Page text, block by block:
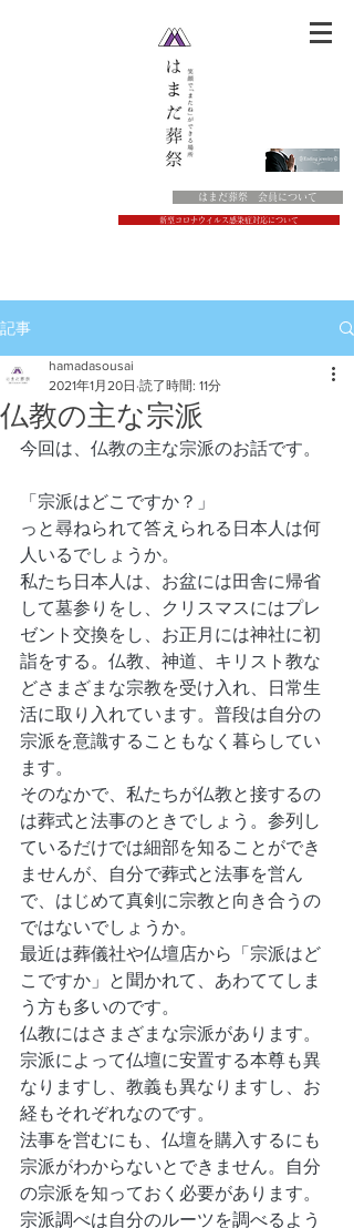
はまだ葬祭 会員について
新型コロナウイルス感染症対応について
記事
仏教の主な宗派
hamadasousai
2021年1月20日 読了時間: 11分
今回は、仏教の主な宗派のお話です。
「宗派はどこですか？」
っと尋ねられて答えられる日本人は何
人いるでしょうか。
私たち日本人は、お盆には田舎に帰省
して墓参りをし、クリスマスにはプレ
ゼント交換をし、お正月には神社に初
詣をする。仏教、神道、キリスト教な
どさまざまな宗教を受け入れ、日常生
活に取り入れています。普段は自分の
宗派を意識することもなく暮らしてい
ます。
そのなかで、私たちが仏教と接するの
は葬式と法事のときでしょう。参列し
ているだけでは細部を知ることができ
ませんが、自分で葬式と法事を営ん
で、はじめて真剣に宗教と向き合うの
ではないでしょうか。
最近は葬儀社や仏壇店から「宗派はど
こですか」と聞かれて、あわててしま
う方も多いのです。
仏教にはさまざまな宗派があります。
宗派によって仏壇に安置する本尊も異
なりますし、教義も異なりますし、お
経もそれぞれなのです。
法事を営むにも、仏壇を購入するにも
宗派がわからないとできません。自分
の宗派を知っておく必要があります。
宗派調べは自分のルーツを調べるよう